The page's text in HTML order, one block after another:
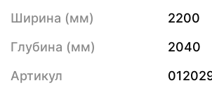
Ширина (мм)
2200
Глубина (мм)
2040
Артикул